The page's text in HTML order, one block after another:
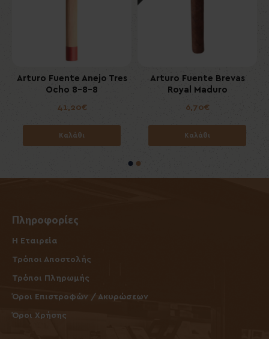
Arturo Fuente Anejo Tres
Ocho 8-8-8
41,20€
Καλάθι
Arturo Fuente Brevas
Royal Maduro
6,70€
Καλάθι
Πληροφορίες
Η Εταιρεία
Τρόποι Αποστολής
Τρόποι Πληρωμής
Όροι Επιστροφών / Ακυρώσεων
Όροι Χρήσης